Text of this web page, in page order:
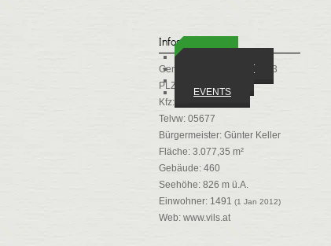
WIRTSCHAFT
EVENTS
Infos
Gemeindekennziffer: 70833
PLZ: 6682
Kfz: RE
Telvw: 05677
Bürgermeister: Günter Keller
Fläche: 3.077,35 m²
Gebäude: 460
Seehöhe: 826 m ü.A.
Einwohner: 1491 (1 Jan 2012)
Web: www.vils.at